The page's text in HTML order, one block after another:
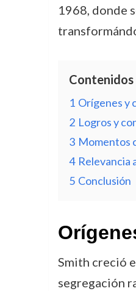
1968, donde
Contenidos
1 Orígenes y
2 Logros y
3 Momentos
4 Relevancia
5 Conclusión
Smith creció
segregación